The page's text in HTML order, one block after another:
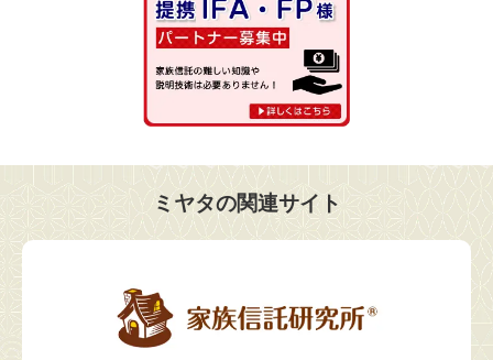
ミヤタの関連サイト